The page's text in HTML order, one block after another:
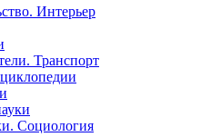
Интерьер
Транспорт
Социология